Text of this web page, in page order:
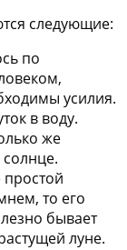
следующие:
по
усилия.
в воду.
же
то его
бывает
луне.